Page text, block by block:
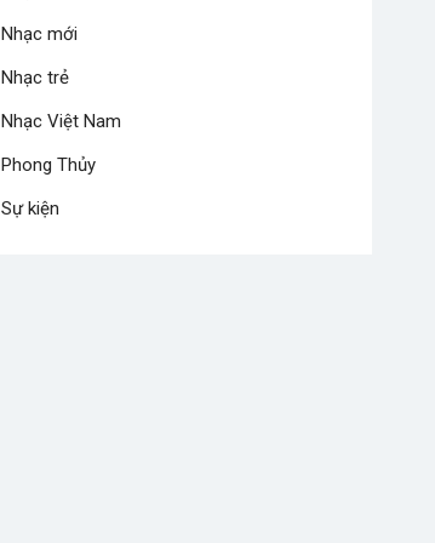
Nhạc mới
Nhạc trẻ
Nhạc Việt Nam
Phong Thủy
Sự kiện